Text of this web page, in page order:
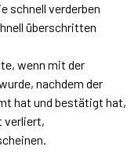
schnell verderben
überschritten
wenn mit der
nachdem der
hat und bestätigt hat,
verliert,